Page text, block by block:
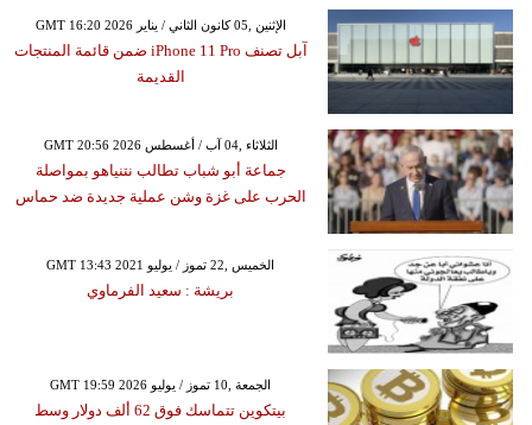
GMT 16:20 2026 الإثنين ,05 كانون الثاني / يناير
آبل تصنف iPhone 11 Pro ضمن قائمة المنتجات
القديمة
GMT 20:56 2026 الثلاثاء ,04 آب / أغسطس
جماعة أبو شباب تطالب نتنياهو بمواصلة
الحرب على غزة وشن عملية جديدة ضد حماس
GMT 13:43 2021 الخميس ,22 تموز / يوليو
بريشة : سعيد الفرماوي
GMT 19:59 2026 الجمعة ,10 تموز / يوليو
بيتكوين تتماسك فوق 62 ألف دولار وسط